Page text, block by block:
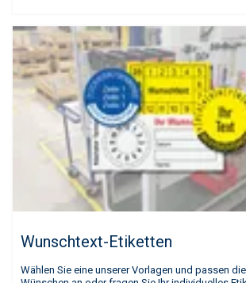
Wunschtext-Etiketten
Wählen Sie eine unserer Vorlagen und passen